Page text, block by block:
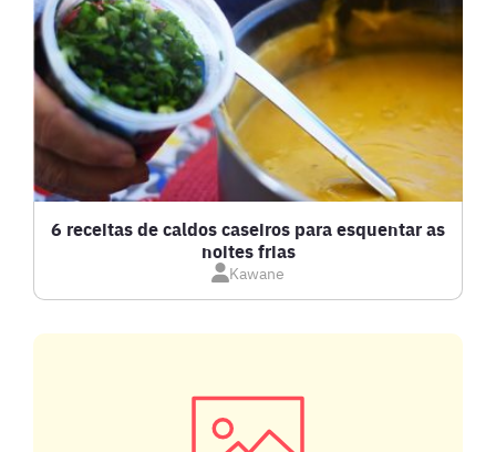
BEBIDAS E DRINKS
BISCOITOS
BOLOS E TORTAS
CALDOS
CARNE BOVINA
6 receitas de caldos caseiros para esquentar as
noites frias
Kawane